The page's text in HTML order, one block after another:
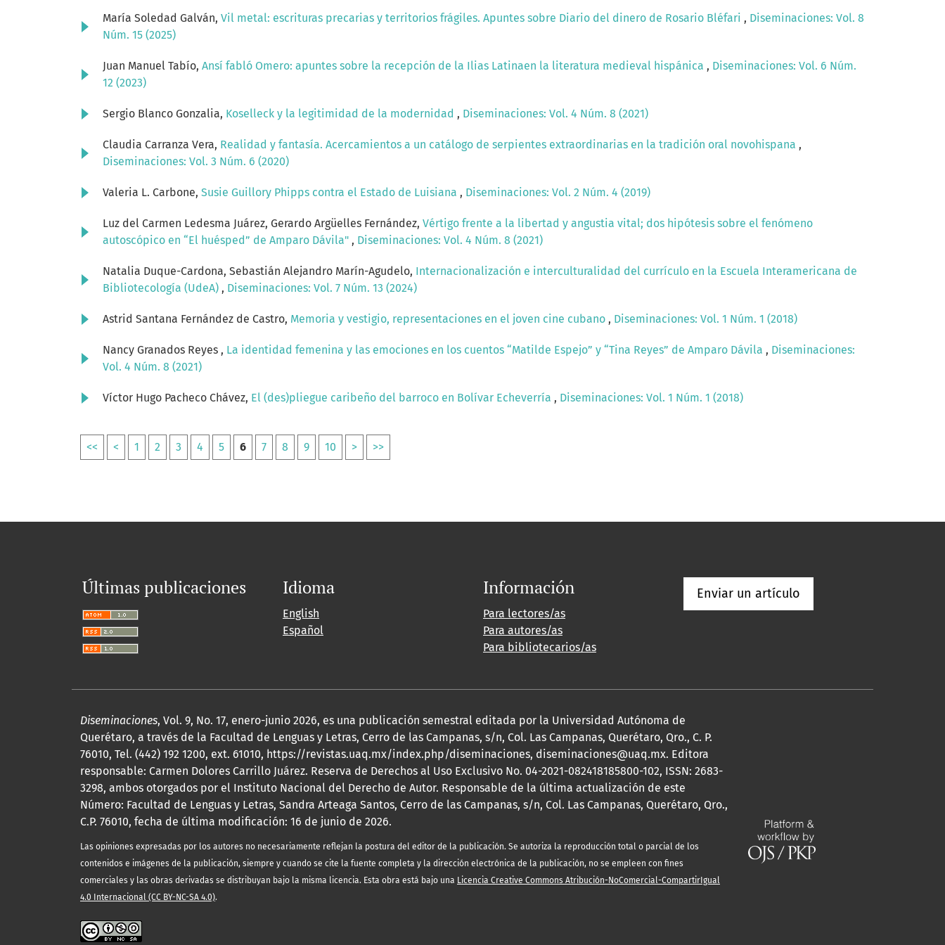
María Soledad Galván, Vil metal: escrituras precarias y territorios frágiles. Apuntes sobre Diario del dinero de Rosario Bléfari , Diseminaciones: Vol. 8
Núm. 15 (2025)
Juan Manuel Tabío, Ansí fabló Omero: apuntes sobre la recepción de la Ilias Latinaen la literatura medieval hispánica , Diseminaciones: Vol. 6 Núm.
12 (2023)
Sergio Blanco Gonzalia, Koselleck y la legitimidad de la modernidad , Diseminaciones: Vol. 4 Núm. 8 (2021)
Claudia Carranza Vera, Realidad y fantasía. Acercamientos a un catálogo de serpientes extraordinarias en la tradición oral novohispana ,
Diseminaciones: Vol. 3 Núm. 6 (2020)
Valeria L. Carbone, Susie Guillory Phipps contra el Estado de Luisiana , Diseminaciones: Vol. 2 Núm. 4 (2019)
Luz del Carmen Ledesma Juárez, Gerardo Argüelles Fernández, Vértigo frente a la libertad y angustia vital; dos hipótesis sobre el fenómeno
autoscópico en “El huésped” de Amparo Dávila" , Diseminaciones: Vol. 4 Núm. 8 (2021)
Natalia Duque-Cardona, Sebastián Alejandro Marín-Agudelo, Internacionalización e interculturalidad del currículo en la Escuela Interamericana de
Bibliotecología (UdeA) , Diseminaciones: Vol. 7 Núm. 13 (2024)
Astrid Santana Fernández de Castro, Memoria y vestigio, representaciones en el joven cine cubano , Diseminaciones: Vol. 1 Núm. 1 (2018)
Nancy Granados Reyes , La identidad femenina y las emociones en los cuentos “Matilde Espejo” y “Tina Reyes” de Amparo Dávila , Diseminaciones:
Vol. 4 Núm. 8 (2021)
Víctor Hugo Pacheco Chávez, El (des)pliegue caribeño del barroco en Bolívar Echeverría , Diseminaciones: Vol. 1 Núm. 1 (2018)
<< < 1 2 3 4 5 6 7 8 9 10 > >>
Últimas publicaciones Idioma
English
Español
Información
Para lectores/as
Para autores/as
Para bibliotecarios/as
Enviar un artículo
Diseminaciones, Vol. 9, No. 17, enero-junio 2026, es una publicación semestral editada por la Universidad Autónoma de
Querétaro, a través de la Facultad de Lenguas y Letras, Cerro de las Campanas, s/n, Col. Las Campanas, Querétaro, Qro., C. P.
76010, Tel. (442) 192 1200, ext. 61010, https://revistas.uaq.mx/index.php/diseminaciones, diseminaciones@uaq.mx. Editora
responsable: Carmen Dolores Carrillo Juárez. Reserva de Derechos al Uso Exclusivo No. 04-2021-082418185800-102, ISSN: 2683-
3298, ambos otorgados por el Instituto Nacional del Derecho de Autor. Responsable de la última actualización de este
Número: Facultad de Lenguas y Letras, Sandra Arteaga Santos, Cerro de las Campanas, s/n, Col. Las Campanas, Querétaro, Qro.,
C.P. 76010, fecha de última modificación: 16 de junio de 2026.
Las opiniones expresadas por los autores no necesariamente reflejan la postura del editor de la publicación. Se autoriza la reproducción total o parcial de los
contenidos e imágenes de la publicación, siempre y cuando se cite la fuente completa y la dirección electrónica de la publicación, no se empleen con fines
comerciales y las obras derivadas se distribuyan bajo la misma licencia. Esta obra está bajo una Licencia Creative Commons Atribución-NoComercial-CompartirIgual
4.0 Internacional (CC BY-NC-SA 4.0).